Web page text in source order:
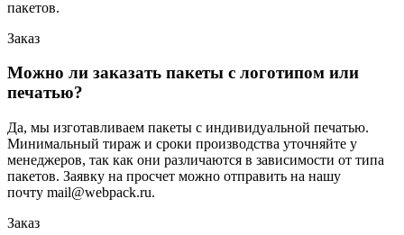
пакетов.
Заказ
Можно ли заказать пакеты с логотипом или
печатью?
Да, мы изготавливаем пакеты с индивидуальной печатью.
Минимальный тираж и сроки производства уточняйте у
менеджеров, так как они различаются в зависимости от типа
пакетов. Заявку на просчет можно отправить на нашу
почту mail@webpack.ru.
Заказ